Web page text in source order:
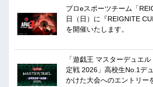
プロeスポーツチーム「
日（日）に『REIGNITE
を開催いたします。
「遊戯王 マスターデュエ
定戦 2026」高校生No.1デ
かけた大会へのエントリー